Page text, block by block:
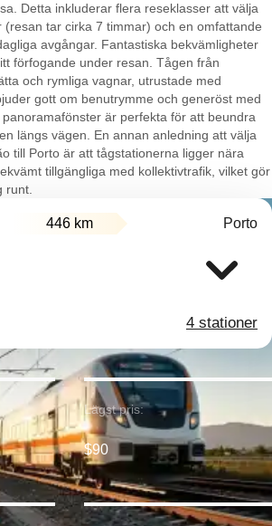
Detta inkluderar flera reseklasser att välja
(resan tar cirka 7 timmar) och en omfattande
avgångar. Fantastiska bekvämligheter
förfogande under resan. Tågen från
och rymliga vagnar, utrustade med
gott om benutrymme och generöst med
är perfekta för att beundra
längs vägen. En annan anledning att välja
till Porto är att tågstationerna ligger nära
tillgängliga med kollektivtrafik, vilket gör
runt.
446 km Porto
4 stationer
Lägst pris:
$90